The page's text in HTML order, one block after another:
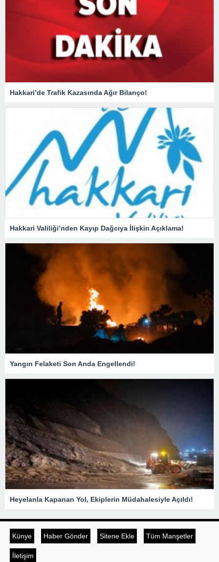
Hakkari’de Trafik Kazasında Ağır Bilanço!
Hakkari Valiliği’nden Kayıp Dağcıya İlişkin Açıklama!
Yangın Felaketi Son Anda Engellendi!
Heyelanla Kapanan Yol, Ekiplerin Müdahalesiyle Açıldı!
Künye Haber Gönder Sitene Ekle Tüm Manşetler
İletişim